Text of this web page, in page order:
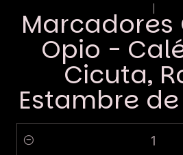
|
Marcadores
Opio -
Cicuta,
Estambre
Cantidad